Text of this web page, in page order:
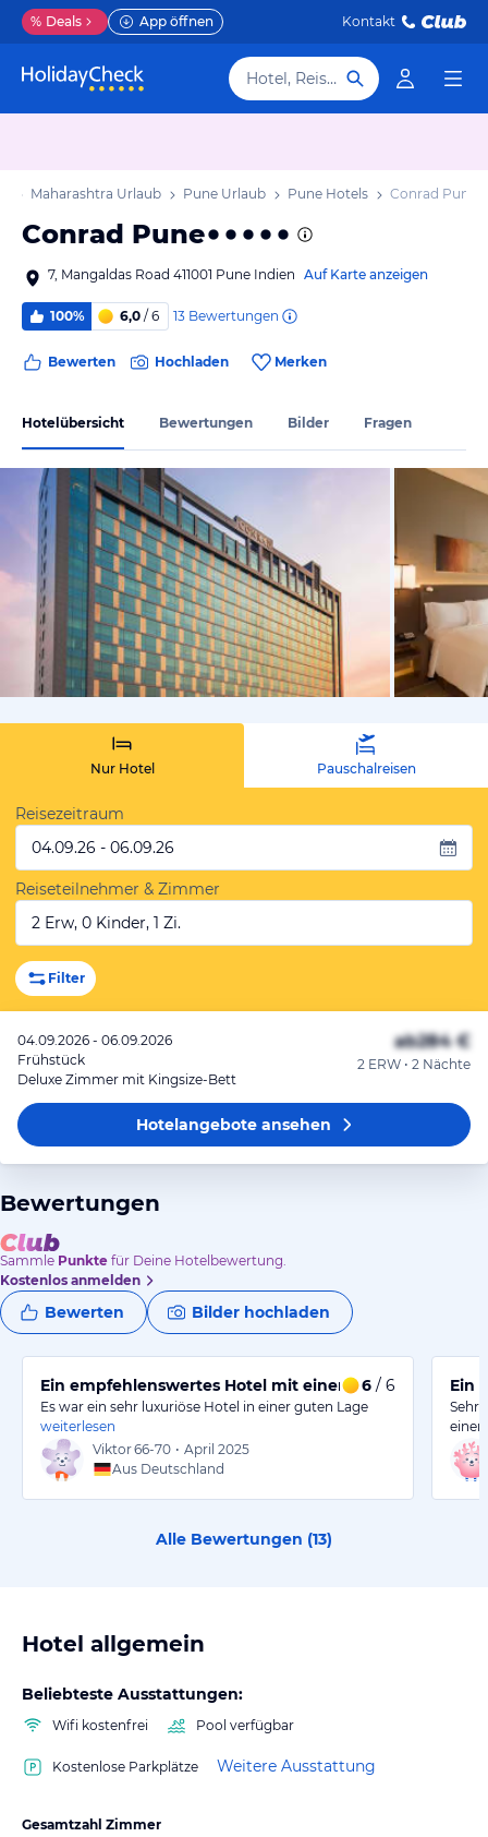
% Deals App öffnen Kontakt
Hotel, Reiseziel
Maharashtra Urlaub Pune Urlaub Pune Hotels Conrad Pune
Conrad Pune
7, Mangaldas Road 411001 Pune Indien Auf Karte anzeigen
100% 6,0 / 6 13 Bewertungen
Bewerten Hochladen Merken
Hotelübersicht Bewertungen Bilder Fragen
vom
Nur Hotel Pauschalreisen
Reisezeitraum
04.09.26 - 06.09.26
Reiseteilnehmer & Zimmer
2 Erw, 0 Kinder, 1 Zi.
Filter
04.09.2026 - 06.09.2026
Frühstück
Deluxe Zimmer mit Kingsize-Bett
ab284 €
2 ERW • 2 Nächte
Hotelangeboteansehen
Bewertungen
Sammle Punkte für Deine Hotelbewertung.
Kostenlos anmelden
Bewerten Bilder hochladen
Ein empfehlenswertes Hotel mit einem perfekten
6 / 6
Es war ein sehr luxuriöse Hotel in einer guten Lage
weiterlesen
Viktor66-70 • April 2025
Aus Deutschland
Ein
Sehr
einer
Alle Bewertungen (13)
Hotel allgemein
Beliebteste Ausstattungen:
Wifi kostenfrei Pool verfügbar
Kostenlose Parkplätze Weitere Ausstattung
Gesamtzahl Zimmer